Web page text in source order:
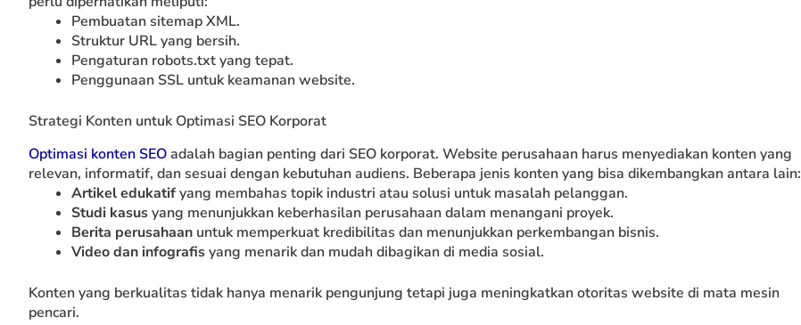
Pembuatan sitemap XML.
Struktur URL yang bersih.
Pengaturan robots.txt yang tepat.
Penggunaan SSL untuk keamanan website.
Strategi Konten untuk Optimasi SEO Korporat
Optimasi konten SEOadalah bagian penting dari SEO korporat. Website perusahaan harus menyediakan konten yang
relevan, informatif, dan sesuai dengan kebutuhan audiens. Beberapa jenis konten yang bisa dikembangkan antara lain:
Artikel edukatifyang membahas topik industri atau solusi untuk masalah pelanggan.
Studi kasusyang menunjukkan keberhasilan perusahaan dalam menangani proyek.
Berita perusahaan untuk memperkuat kredibilitas dan menunjukkan perkembangan bisnis.
Video dan infografisyang menarik dan mudah dibagikan di media sosial.
Konten yang berkualitas tidak hanya menarik pengunjung tetapi juga meningkatkan otoritas website di mata mesin
pencari.